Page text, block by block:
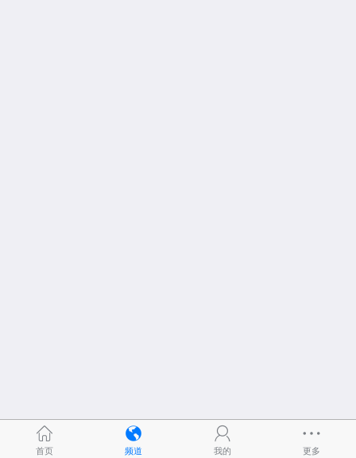
首页 频道 我的 更多